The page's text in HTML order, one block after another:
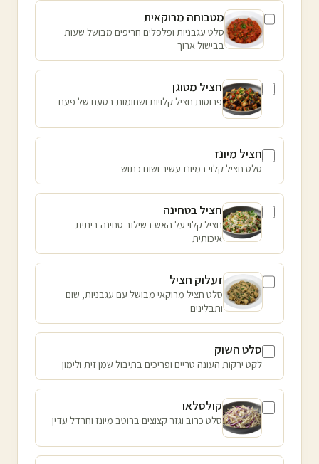
מטבוחה מרוקאית
סלט עגבניות ופלפלים חריפים מבושל שעות
בבישול ארוך
חציל מטוגן
פרוסות חציל קלויות ושחומות בטעם של פעם
חציל מיונז
סלט חציל קלוי במיונז עשיר ושום כתוש
חציל בטחינה
חציל קלוי על האש בשילוב טחינה ביתית
איכותית
זעלוק חציל
סלט חציל מרוקאי מבושל עם עגבניות, שום
ותבלינים
סלט השוק
לקט ירקות העונה טריים ופריכים בתיבול שמן זית ולימון
קולסלאו
סלט כרוב וגזר קצוצים ברוטב מיונז וחרדל עדין